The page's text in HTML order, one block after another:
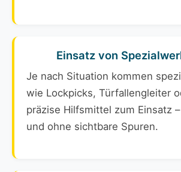
Einsatz von
Je nach Situation kommen
wie Lockpicks, Türfallengleiter
präzise Hilfsmittel zum Einsatz
und ohne sichtbare Spuren.